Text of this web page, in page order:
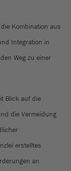
Kombination aus
Integration in
Weg zu einer
Blick auf die
die Vermeidung
erstelltes
an